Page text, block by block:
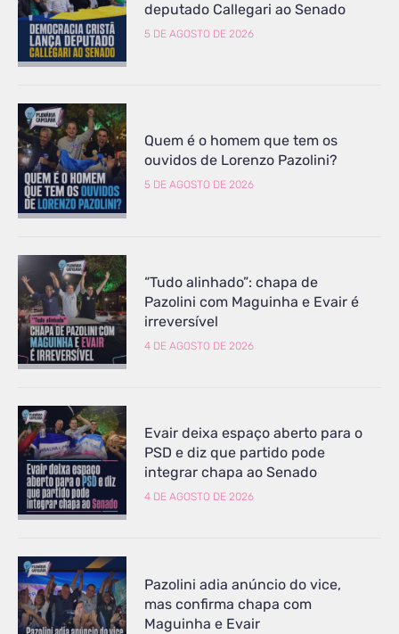
deputado Callegari ao Senado
5 DE AGOSTO DE 2026
Quem é o homem que tem os
ouvidos de Lorenzo Pazolini?
5 DE AGOSTO DE 2026
“Tudo alinhado”: chapa de
Pazolini com Maguinha e Evair é
irreversível
4 DE AGOSTO DE 2026
Evair deixa espaço aberto para o
PSD e diz que partido pode
integrar chapa ao Senado
4 DE AGOSTO DE 2026
Pazolini adia anúncio do vice,
mas confirma chapa com
Maguinha e Evair